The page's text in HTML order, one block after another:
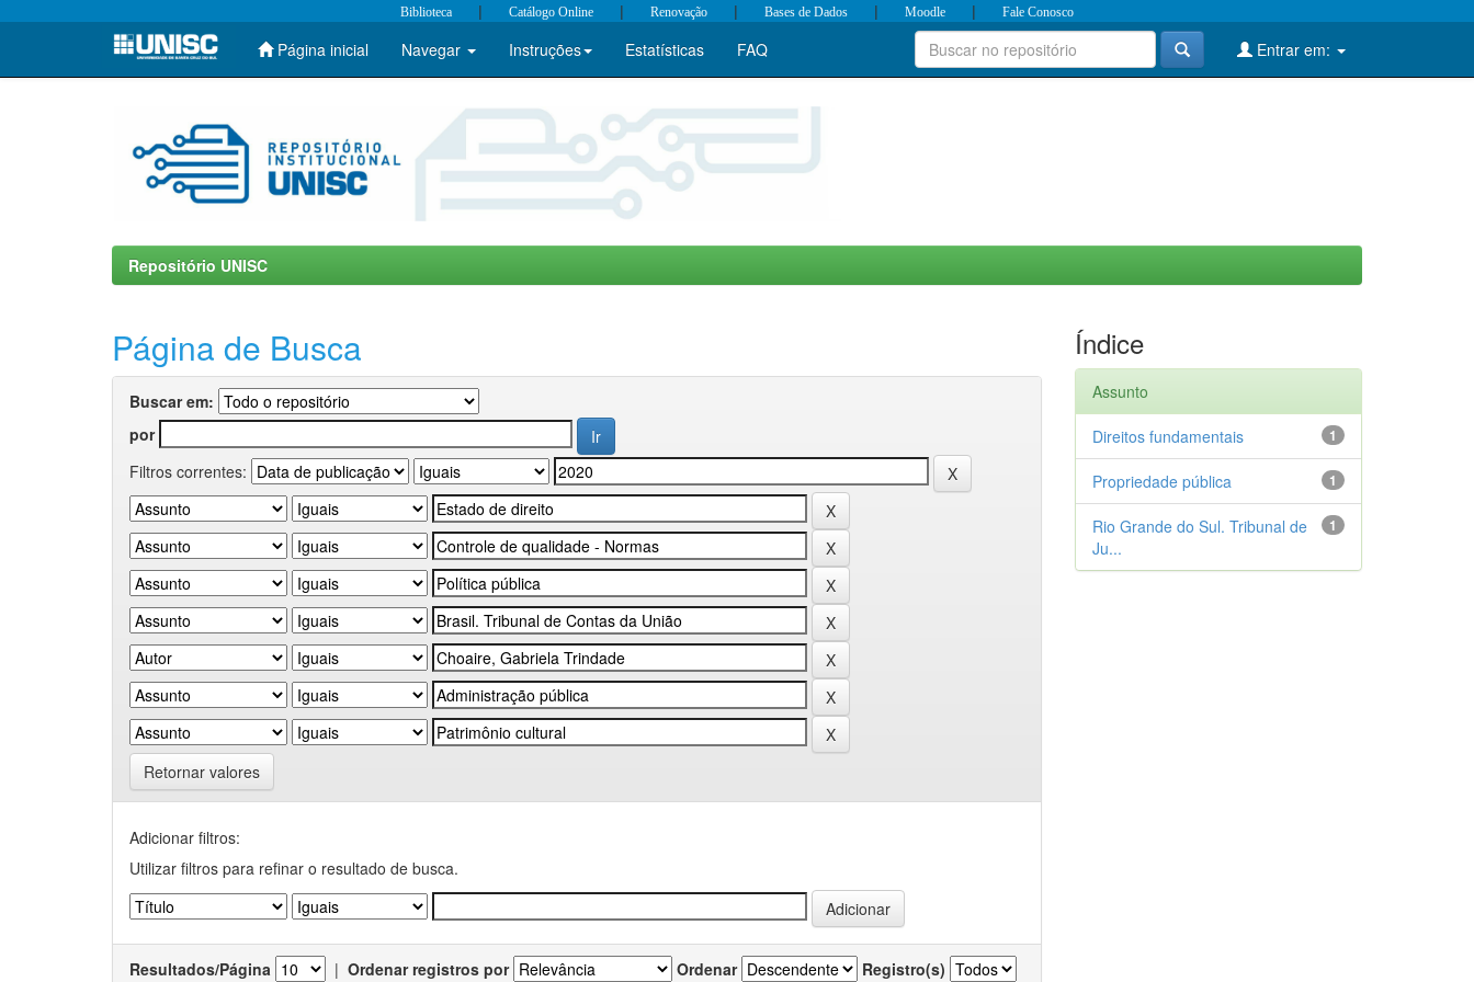
Skip
Biblioteca | Catálogo Online | Renovação | Bases de Dados | Moodle | Fale Conosco
Página inicial Navegar Instruções Estatísticas FAQ Entrar em:
Repositório UNISC
Página de Busca
Buscar em:
por
Filtros correntes:
Retornar valores
Adicionar filtros:
Utilizar filtros para refinar o resultado de busca.
Resultados/Página | Ordenar registros por Ordenar Registro(s)
Índice
Assunto
1
Direitos fundamentais
1
Propriedade pública
1
Rio Grande do Sul. Tribunal de
Ju...